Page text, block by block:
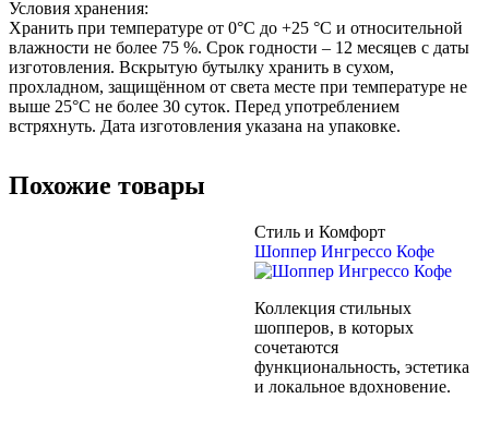
Условия хранения:
Хранить при температуре от 0°С до +25 °C и относительной
влажности не более 75 %. Срок годности – 12 месяцев с даты
изготовления. Вскрытую бутылку хранить в сухом,
прохладном, защищённом от света месте при температуре не
выше 25°C не более 30 суток. Перед употреблением
встряхнуть. Дата изготовления указана на упаковке.
Похожие товары
Стиль и Комфорт
Шоппер Ингрессо Кофе
Коллекция стильных
шопперов, в которых
сочетаются
функциональность, эстетика
и локальное вдохновение.